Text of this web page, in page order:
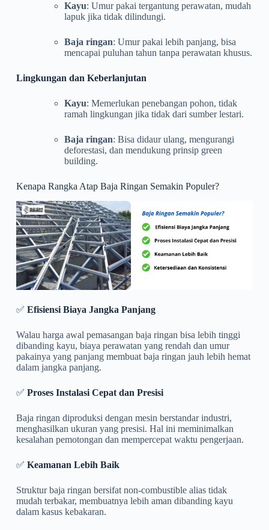
Kayu: Umur pakai tergantung perawatan, mudah
lapuk jika tidak dilindungi.
Baja ringan: Umur pakai lebih panjang, bisa
mencapai puluhan tahun tanpa perawatan khusus.
Lingkungan dan Keberlanjutan
Kayu: Memerlukan penebangan pohon, tidak
ramah lingkungan jika tidak dari sumber lestari.
Baja ringan: Bisa didaur ulang, mengurangi
deforestasi, dan mendukung prinsip green
building.
Kenapa Rangka Atap Baja Ringan Semakin Populer?
✅ Efisiensi Biaya Jangka Panjang
Walau harga awal pemasangan baja ringan bisa lebih tinggi
dibanding kayu, biaya perawatan yang rendah dan umur
pakainya yang panjang membuat baja ringan jauh lebih hemat
dalam jangka panjang.
✅ Proses Instalasi Cepat dan Presisi
Baja ringan diproduksi dengan mesin berstandar industri,
menghasilkan ukuran yang presisi. Hal ini meminimalkan
kesalahan pemotongan dan mempercepat waktu pengerjaan.
✅ Keamanan Lebih Baik
Struktur baja ringan bersifat non-combustible alias tidak
mudah terbakar, membuatnya lebih aman dibanding kayu
dalam kasus kebakaran.